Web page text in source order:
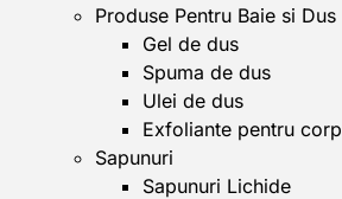
Produse Pentru Baie si Dus
Gel de dus
Spuma de dus
Ulei de dus
Exfoliante pentru corp
Sapunuri
Sapunuri Lichide